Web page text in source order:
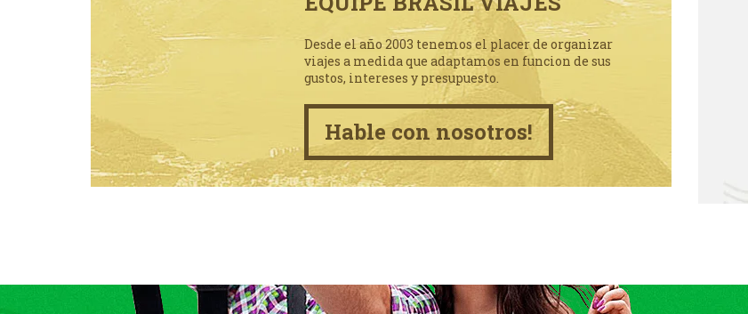
Desde el año 2003 tenemos el placer de organizar
viajes a medida que adaptamos en funcion de sus
gustos, intereses y presupuesto.
Hable con nosotros!